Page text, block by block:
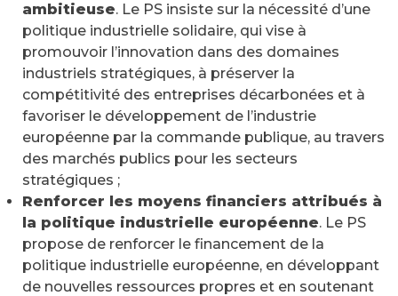
ambitieuse. Le PS insiste sur la nécessité d’une
politique industrielle solidaire, qui vise à
promouvoir l’innovation dans des domaines
industriels stratégiques, à préserver la
compétitivité des entreprises décarbonées et à
favoriser le développement de l’industrie
européenne par la commande publique, au travers
des marchés publics pour les secteurs
stratégiques ;
Renforcer les moyens financiers attribués à
la politique industrielle européenne. Le PS
propose de renforcer le financement de la
politique industrielle européenne, en développant
de nouvelles ressources propres et en soutenant